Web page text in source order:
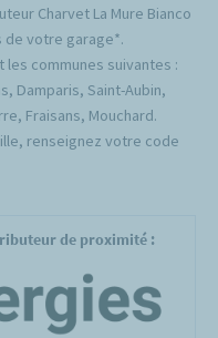
Charvet La Mure Bianco
de votre garage*.
communes suivantes :
Damparis, Saint-Aubin,
Fraisans, Mouchard.
renseignez votre code
de proximité :